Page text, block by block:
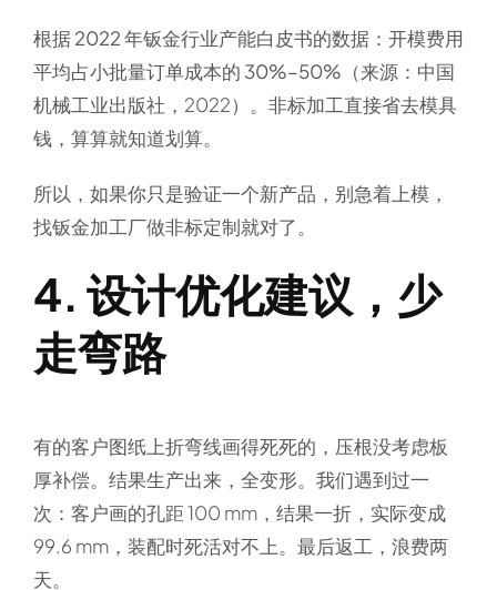
根据2022 年钣金行业产能白皮书的数据：开模费用
平均占小批量订单成本的 30%–50% （来源：中国
机械工业出版社，2022）。非标加工直接省去模具
钱，算算就知道划算。
所以，如果你只是验证一个新产品，别急着上模，
找钣金加工厂做非标定制就对了。
4. 设计优化建议，少
走弯路
有的客户图纸上折弯线画得死死的，压根没考虑板
厚补偿。结果生产出来，全变形。我们遇到过一
次：客户画的孔距 100 mm，结果一折，实际变成
99.6 mm，装配时死活对不上。最后返工，浪费两
天。